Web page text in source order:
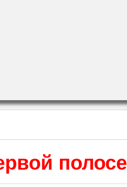
полосе